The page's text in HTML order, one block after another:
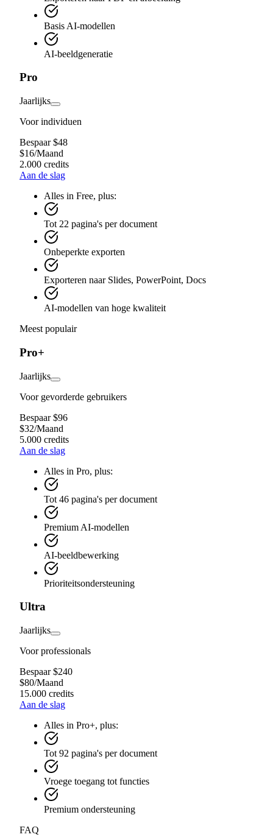
Basis AI-modellen
AI-beeldgeneratie
Pro
Jaarlijks
Voor individuen
Bespaar $48
$16/Maand
2.000 credits
Aan de slag
Alles in Free, plus:
Tot 22 pagina's per document
Onbeperkte exporten
Exporteren naar Slides, PowerPoint, Docs
AI-modellen van hoge kwaliteit
Meest populair
Pro+
Jaarlijks
Voor gevorderde gebruikers
Bespaar $96
$32/Maand
5.000 credits
Aan de slag
Alles in Pro, plus:
Tot 46 pagina's per document
Premium AI-modellen
AI-beeldbewerking
Prioriteitsondersteuning
Ultra
Jaarlijks
Voor professionals
Bespaar $240
$80/Maand
15.000 credits
Aan de slag
Alles in Pro+, plus:
Tot 92 pagina's per document
Vroege toegang tot functies
Premium ondersteuning
FAQ